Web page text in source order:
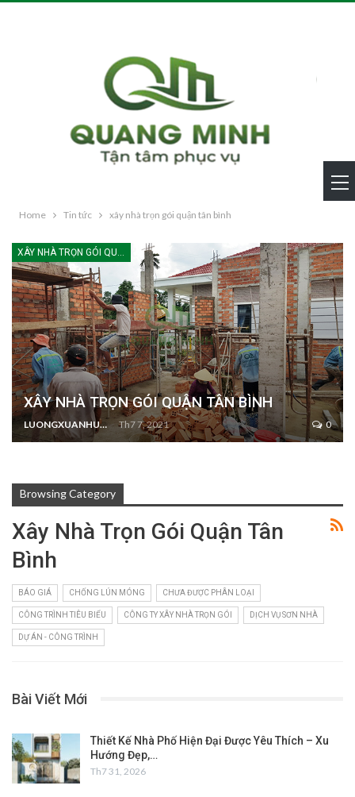
Home Tin tức xây nhà trọn gói quận tân bình
XÂY NHÀ TRỌN GÓI QUẬN TÂN BÌNH
XÂY NHÀ TRỌN GÓI QUẬN TÂN BÌNH
LUONGXUANHUNG Th7 7, 2021 0
Browsing Category
Xây Nhà Trọn Gói Quận Tân
Bình
BÁO GIÁ CHỐNG LÚN MÓNG CHƯA ĐƯỢC PHÂN LOẠI
CÔNG TRÌNH TIÊU BIỂU CÔNG TY XÂY NHÀ TRỌN GÓI DỊCH VỤ SƠN NHÀ
DỰ ÁN - CÔNG TRÌNH
Bài Viết Mới
Thiết Kế Nhà Phố Hiện Đại Được Yêu Thích – Xu
Hướng Đẹp,…
Th7 31, 2026